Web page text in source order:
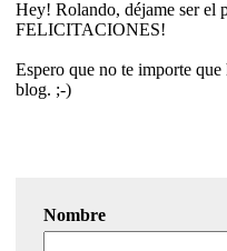
Hey! Rolando, déjame ser el
FELICITACIONES!
Espero que no te importe
blog. ;-)
Nombre